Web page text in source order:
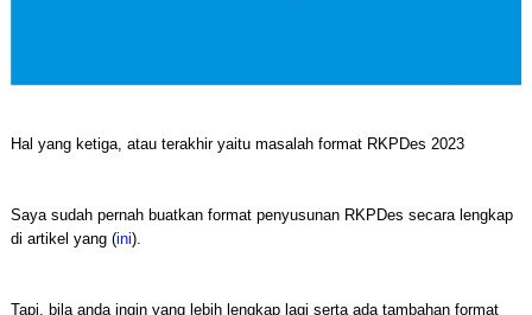
Hal yang ketiga, atau terakhir yaitu masalah format RKPDes 2023
Saya sudah pernah buatkan format penyusunan RKPDes secara lengkap
di artikel yang (ini).
Tapi, bila anda ingin yang lebih lengkap lagi serta ada tambahan format